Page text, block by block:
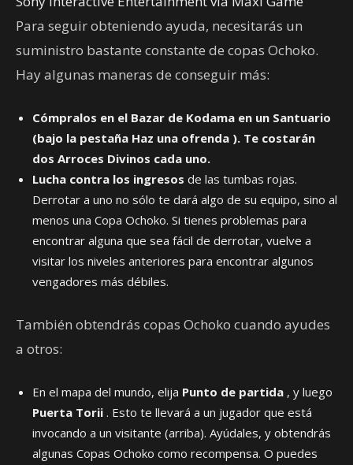
Para seguir obteniendo ayuda, necesitarás un
suministro bastante constante de copas Ochoko.
Hay algunas maneras de conseguir más:
Cómpralos en el Bazar de Kodama en un Santuario
(bajo la pestaña Haz una ofrenda ). Te costarán
dos Arroces Divinos cada uno.
Lucha contra los ingresos de las tumbas rojas.
Derrotar a uno no sólo te dará algo de su equipo, sino al
menos una Copa Ochoko. Si tienes problemas para
encontrar alguna que sea fácil de derrotar, vuelve a
visitar los niveles anteriores para encontrar algunos
vengadores más débiles.
También obtendrás copas Ochoko cuando ayudes
a otros:
En el mapa del mundo, elija Punto de partida , y luego
Puerta Torii . Esto te llevará a un jugador que está
invocando a un visitante (arriba). Ayúdales, y obtendrás
algunas Copas Ochoko como recompensa. O puedes